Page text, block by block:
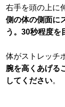
右手を頭の上に
側の体の側面に
う。30秒程度を
体がストレッチ
腕を高くあげる
してください。